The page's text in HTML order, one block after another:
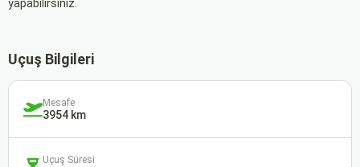
yapabilirsiniz.
Uçuş Bilgileri
Mesafe
3954 km
Uçuş Süresi